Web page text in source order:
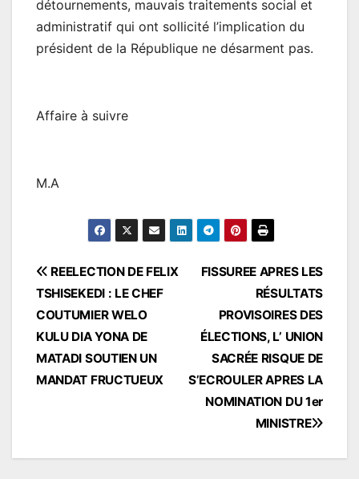
détournements, mauvais traitements social et
administratif qui ont sollicité l’implication du
président de la République ne désarment pas.
Affaire à suivre
M.A
Navigation
de
l’article
FISSUREE APRES LES
RÉSULTATS
PROVISOIRES DES
ÉLECTIONS, L’ UNION
SACRÉE RISQUE DE
S’ECROULER APRES LA
NOMINATION DU 1er
MINISTRE
REELECTION DE FELIX
TSHISEKEDI : LE CHEF
COUTUMIER WELO
KULU DIA YONA DE
MATADI SOUTIEN UN
MANDAT FRUCTUEUX